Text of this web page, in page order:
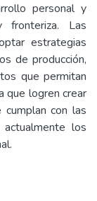
personal y
fronteriza. Las
estrategias
de producción,
que permitan
que logren crear
con las
los